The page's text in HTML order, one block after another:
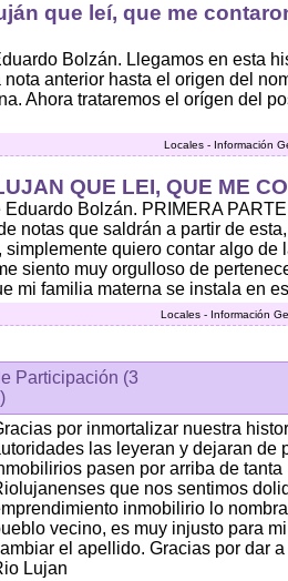
que leí, que me
Bolzán. Llegamos en esta
nota anterior hasta el origen del
Ahora trataremos el orígen del
Locales - Información
QUE LEI, QUE ME
Eduardo Bolzán. PRIMERA
notas que saldrán a partir de
simplemente quiero contar algo de
siento muy orgulloso de
mi familia materna se instala en
Locales - Información
Participación (3
por inmortalizar nuestra
las leyeran y dejaran de
pasen por arriba de
que nos sentimos
inmobilirio lo
vecino, es muy injusto para
el apellido. Gracias por dar
Lujan